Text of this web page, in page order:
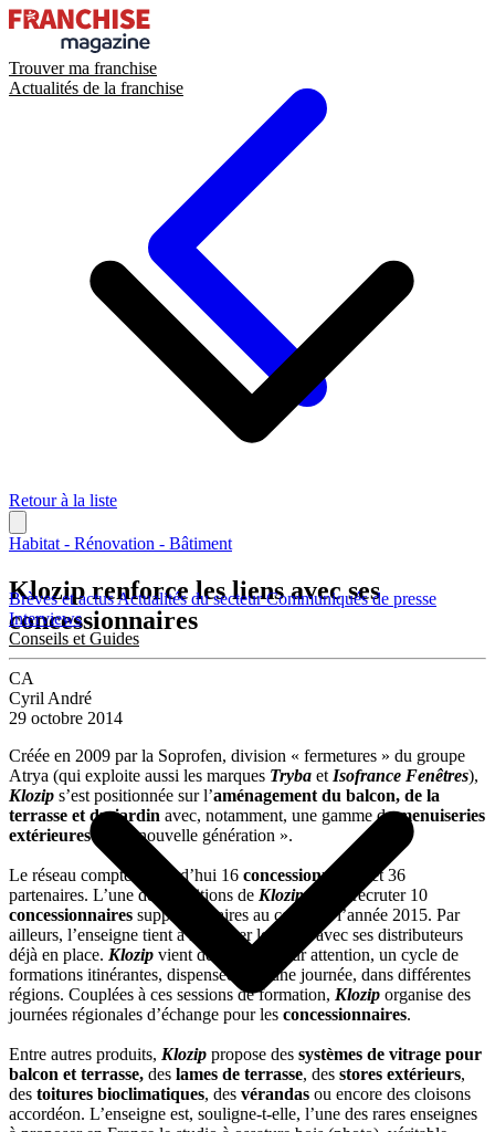
Trouver ma franchise
Actualités de la franchise
Brèves et actusActualités du secteurCommuniqués de presse
Interviews
Conseils et Guides
Retour à la liste
Habitat - Rénovation - Bâtiment
Klozip renforce les liens avec ses
concessionnaires
CA
Cyril André
29 octobre 2014
Créée en 2009 par la Soprofen, division « fermetures » du groupe
Atrya (qui exploite aussi les marques Tryba et Isofrance Fenêtres),
Klozip s’est positionnée sur l’aménagement du balcon, de la
terrasse et du jardin avec, notamment, une gamme demenuiseries
extérieures
dite « nouvelle génération ».
Le réseau compte aujourd’hui 16 concessionnaires
et 36
partenaires. L’une des ambitions de Klozip est de recruter 10
concessionnaires supplémentaires au cours de l’année 2015. Par
ailleurs, l’enseigne tient à renforcer les liens avec ses distributeurs
déjà en place. Klozip vient de lancer, à leur attention, un cycle de
formations itinérantes, dispensées sur une journée, dans différentes
régions. Couplées à ces sessions de formation, Klozip organise des
journées régionales d’échange pour les concessionnaires.
Entre autres produits, Klozip propose des systèmes de vitrage pour
balcon et terrasse, des lames de terrasse, des stores extérieurs,
des toitures bioclimatiques, des vérandas ou encore des cloisons
accordéon. L’enseigne est, souligne-t-elle, l’une des rares enseignes